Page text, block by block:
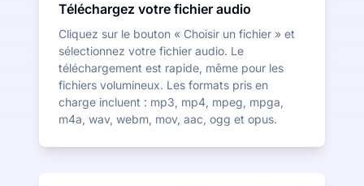
Téléchargez votre fichier audio
Cliquez sur le bouton « Choisir un fichier » et
sélectionnez votre fichier audio. Le
téléchargement est rapide, même pour les
fichiers volumineux. Les formats pris en
charge incluent : mp3, mp4, mpeg, mpga,
m4a, wav, webm, mov, aac, ogg et opus.